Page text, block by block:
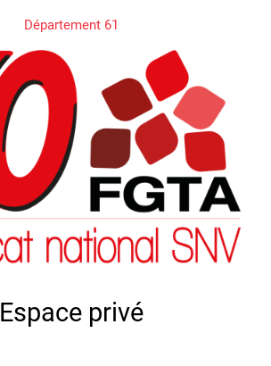
Département 61
Espace privé